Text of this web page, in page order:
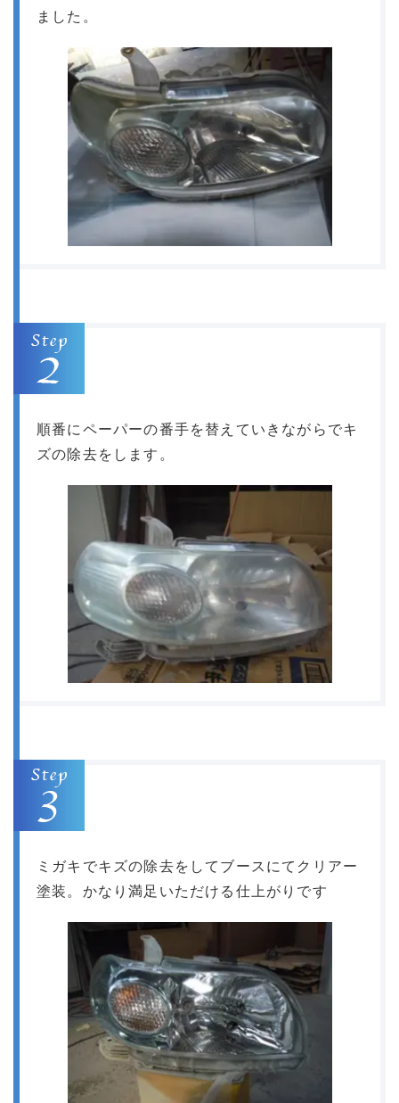
ました。
順番にペーパーの番手を替えていきながらでキ
ズの除去をします。
ミガキでキズの除去をしてブースにてクリアー
塗装。かなり満足いただける仕上がりです